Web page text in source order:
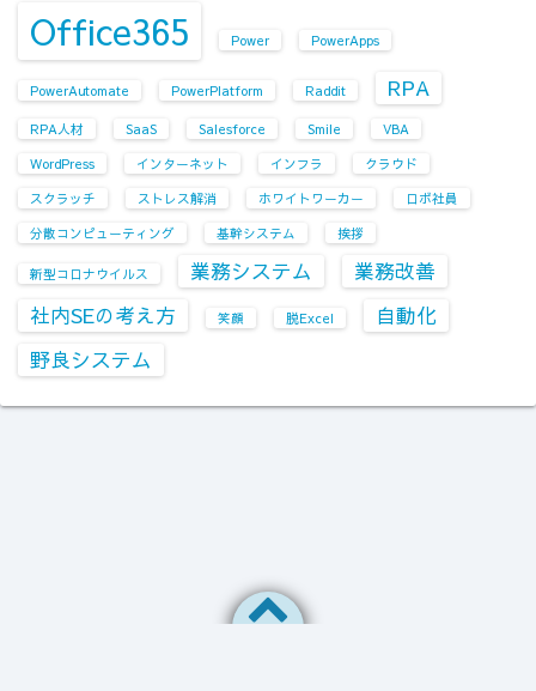
Office365 Power PowerApps
PowerAutomate PowerPlatform Raddit RPA
RPA人材 SaaS Salesforce Smile
VBA
WordPress
インターネット インフラ
クラウド
スクラッチ
ストレス解消 ホワイトワーカー
ロボ社員
分散コンピューティング
基幹システム 挨拶
新型コロナウイルス 業務システム
業務改善
社内SEの考え方
笑顔 脱Excel
自動化
野良システム